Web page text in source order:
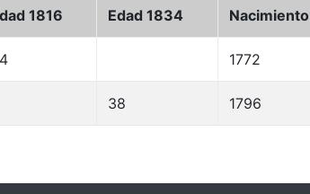
1816 Edad 1834 Nacimiento
1772
38 1796